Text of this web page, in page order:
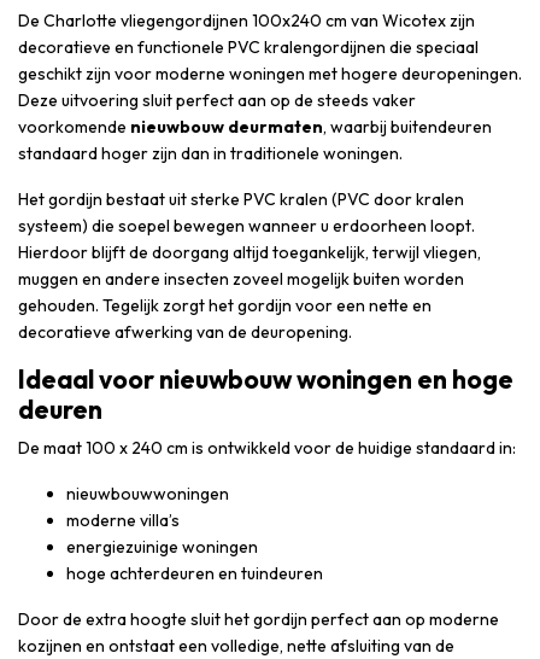
De Charlotte vliegengordijnen 100x240 cm van Wicotex zijn
decoratieve en functionele PVC kralengordijnen die speciaal
geschikt zijn voor moderne woningen met hogere deuropeningen.
Deze uitvoering sluit perfect aan op de steeds vaker
voorkomende nieuwbouw deurmaten, waarbij buitendeuren
standaard hoger zijn dan in traditionele woningen.
Het gordijn bestaat uit sterke PVC kralen (PVC door kralen
systeem) die soepel bewegen wanneer u erdoorheen loopt.
Hierdoor blijft de doorgang altijd toegankelijk, terwijl vliegen,
muggen en andere insecten zoveel mogelijk buiten worden
gehouden. Tegelijk zorgt het gordijn voor een nette en
decoratieve afwerking van de deuropening.
Ideaal voor nieuwbouw woningen en hoge
deuren
De maat 100 x 240 cm is ontwikkeld voor de huidige standaard in:
nieuwbouwwoningen
moderne villa’s
energiezuinige woningen
hoge achterdeuren en tuindeuren
Door de extra hoogte sluit het gordijn perfect aan op moderne
kozijnen en ontstaat een volledige, nette afsluiting van de